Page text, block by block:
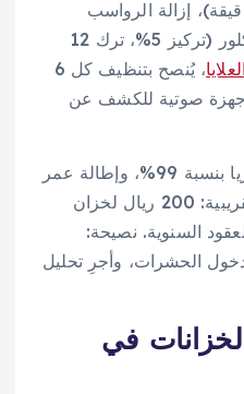
500 لتر/دقيقة)، إزالة الرواسب
بفرش ميكانيكية، وتعقيم بالكلور (تركيز 5%، ترك 12
، يُنصح بتنظيف كل 6
صوتية للكشف عن
الفوائد: مياه خالية من البكتيريا بنسبة 99%، وإطالة عمر
الخزان 5 سنوات. التكلفة التقريبية: 200 ريال لخزان
مع خصم 20% للعقود السنوية. نصيحة:
الحشرات، وأجرِ تحليل
في